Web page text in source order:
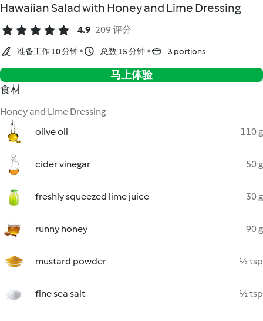
Hawaiian Salad with Honey and Lime Dressing
4.9 209 评分
准备工作 10 分钟 总数 15 分钟 3 portions
马上体验
食材
Honey and Lime Dressing
olive oil
110 g
cider vinegar 50 g
freshly squeezed lime juice 30 g
runny honey 90 g
mustard powder ½ tsp
fine sea salt ½ tsp